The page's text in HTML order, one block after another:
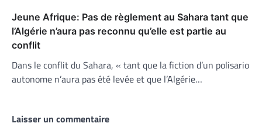
Jeune Afrique: Pas de règlement au Sahara tant que
l’Algérie n’aura pas reconnu qu’elle est partie au
conflit
Dans le conflit du Sahara, « tant que la fiction d’un polisario
autonome n’aura pas été levée et que l’Algérie…
Laisser un commentaire